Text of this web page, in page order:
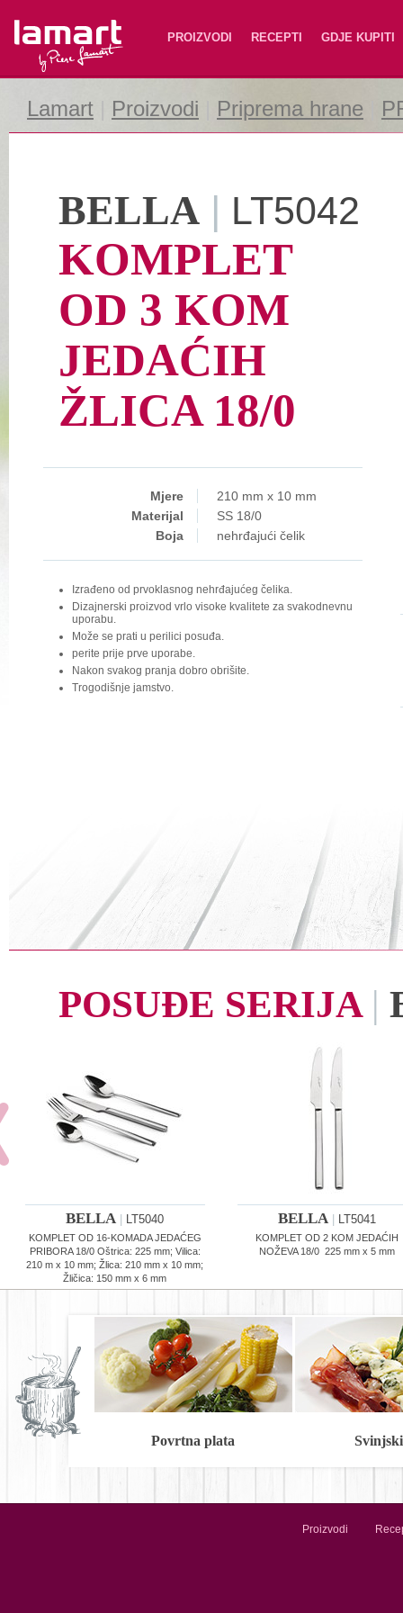
Lamart PROIZVODI RECEPTI GDJE KUPITI
Lamart Proizvodi Priprema hrane
BELLA | LT5042
KOMPLET
OD 3 KOM
JEDAĆIH
ŽLICA 18/0
Mjere
210 mm x 10 mm
Materijal
SS 18/0
Boja
nehrđajući čelik
Izrađeno od prvoklasnog nehrđajućeg čelika.
Dizajnerski proizvod vrlo visoke kvalitete za svakodnevnu
uporabu.
Može se prati u perilici posuđa.
perite prije prve uporabe.
Nakon svakog pranja dobro obrišite.
Trogodišnje jamstvo.
POSUĐE SERIJA |
BELLA LT5040
KOMPLET OD 16-KOMADA JEDAĆEG
PRIBORA 18/0 Oštrica: 225 mm; Vilica:
210 m x 10 mm; Žlica: 210 mm x 10 mm;
Žličica: 150 mm x 6 mm
BELLA LT5041
KOMPLET OD 2 KOM JEDAĆIH
NOŽEVA 18/0 225 mm x 5 mm
Povrtna plata
Proizvodi